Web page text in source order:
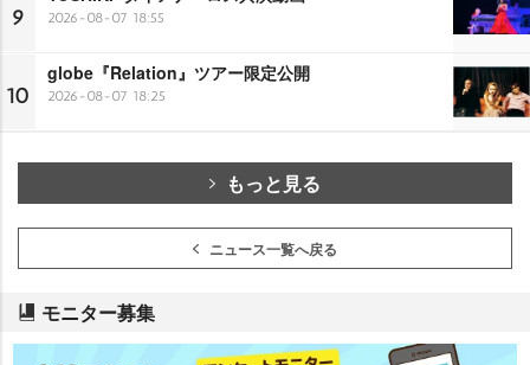
9 2026-08-07 18:55
10
globe『Relation』ツアー限定公開
2026-08-07 18:25
もっと見る
ニュース一覧へ戻る
モニター募集